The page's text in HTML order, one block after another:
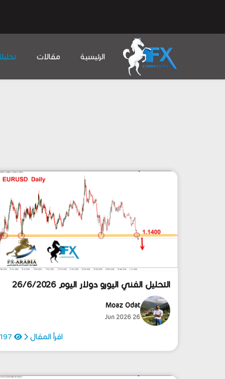
الرئيسية مقالات
التحليل الفني اليورو دولار اليوم 26/6/2026
Moaz Odat
26 Jun 2026
اقرأ المقال